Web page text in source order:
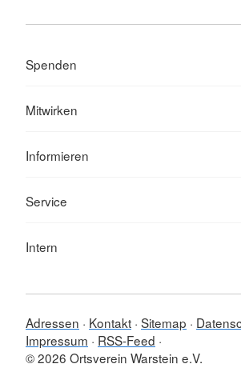
Spenden
Mitwirken
Informieren
Service
Intern
Adressen Kontakt Sitemap
Impressum
RSS-Feed
© 2026 Ortsverein Warstein e.V.